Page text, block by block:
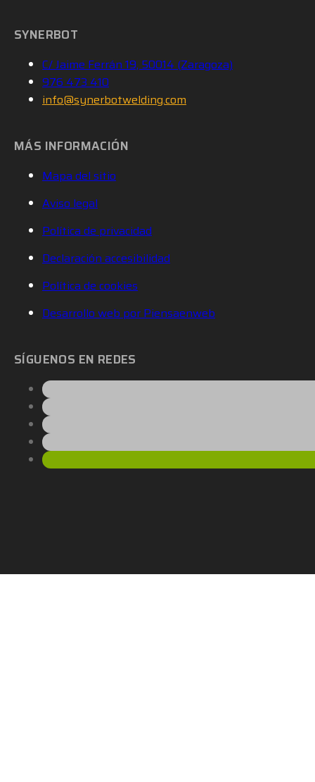
SYNERBOT
C/ Jaime Ferrán 19, 50014 (Zaragoza)
976 473 410
info@synerbotwelding.com
MÁS INFORMACIÓN
Mapa del sitio
Aviso legal
Política de privacidad
Declaración accesibilidad
Política de cookies
Desarrollo web por Piensaenweb
SÍGUENOS EN REDES